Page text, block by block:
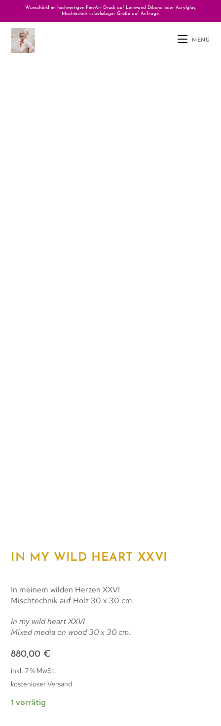
Wunschbild im hochwertigen FineArt Druck auf Leinwand Dibond oder Acrylglas,
Mischtechnik in beliebiger Größe auf Anfrage.
MENÜ
IN MY WILD HEART XXVI
In meinem wilden Herzen XXVI
Mischtechnik auf Holz 30 x 30 cm.
In my wild heart XXVI
Mixed media on wood 30 x 30 cm.
880,00 €
inkl. 7 % MwSt.
kostenloser Versand
1 vorrätig